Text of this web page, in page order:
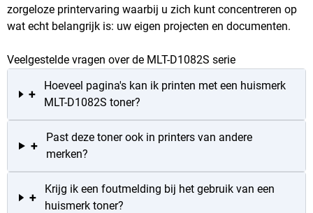
zorgeloze printervaring waarbij u zich kunt concentreren op
wat echt belangrijk is: uw eigen projecten en documenten.
Veelgestelde vragen over de MLT-D1082S serie
+
Hoeveel pagina's kan ik printen met een huismerk
MLT-D1082S toner?
+
Past deze toner ook in printers van andere
merken?
+
Krijg ik een foutmelding bij het gebruik van een
huismerk toner?